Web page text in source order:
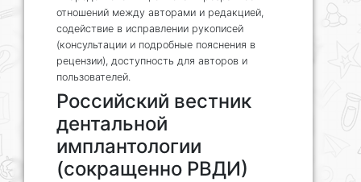
отношений между авторами и редакцией,
содействие в исправлении рукописей
(консультации и подробные пояснения в
рецензии), доступность для авторов и
пользователей.
Российский вестник
дентальной
имплантологии
(сокращенно РВДИ)